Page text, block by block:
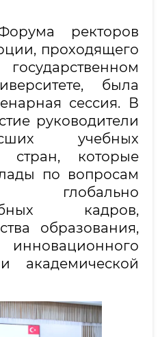
ректоров
проходящего
была
сессия. В
руководители
учебных
стран, которые
по вопросам
глобально
кадров,
образования,
академической